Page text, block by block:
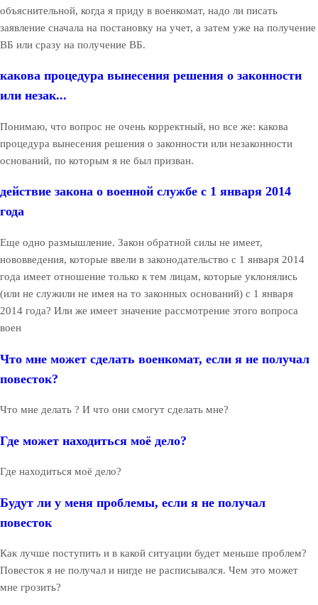
объяснительной, когда я приду в военкомат, надо ли писать
заявление сначала на постановку на учет, а затем уже на получение
ВБ или сразу на получение ВБ.
какова процедура вынесения решения о законности
или незак...
Понимаю, что вопрос не очень корректный, но все же: какова
процедура вынесения решения о законности или незаконности
оснований, по которым я не был призван.
действие закона о военной службе с 1 января 2014
года
Еще одно размышление. Закон обратной силы не имеет,
нововведения, которые ввели в законодательство с 1 января 2014
года имеет отношение только к тем лицам, которые уклонялись
(или не служили не имея на то законных оснований) с 1 января
2014 года? Или же имеет значение рассмотрение этого вопроса
воен
Что мне может сделать военкомат, если я не получал
повесток?
Что мне делать ? И что они смогут сделать мне?
Где может находиться моё дело?
Где находиться моё дело?
Будут ли у меня проблемы, если я не получал
повесток
Как лучше поступить и в какой ситуации будет меньше проблем?
Повесток я не получал и нигде не расписывался. Чем это может
мне грозить?